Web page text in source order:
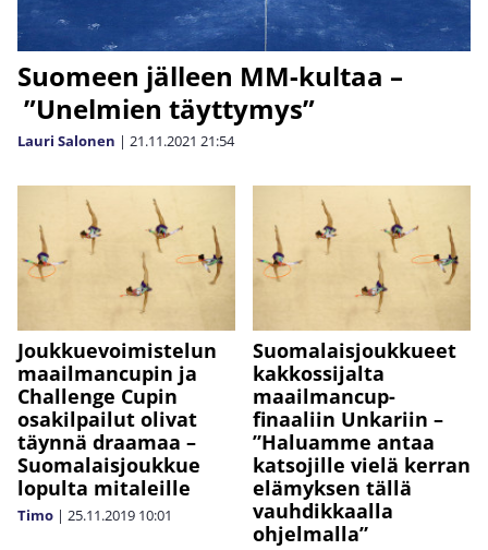
Suomeen jälleen MM-kultaa –
”Unelmien täyttymys”
Lauri Salonen | 21.11.2021 21:54
Joukkuevoimistelun
maailmancupin ja
Challenge Cupin
osakilpailut olivat
täynnä draamaa –
Suomalaisjoukkue
lopulta mitaleille
Timo | 25.11.2019 10:01
Suomalaisjoukkueet
kakkossijalta
maailmancup-
finaaliin Unkariin –
”Haluamme antaa
katsojille vielä kerran
elämyksen tällä
vauhdikkaalla
ohjelmalla”